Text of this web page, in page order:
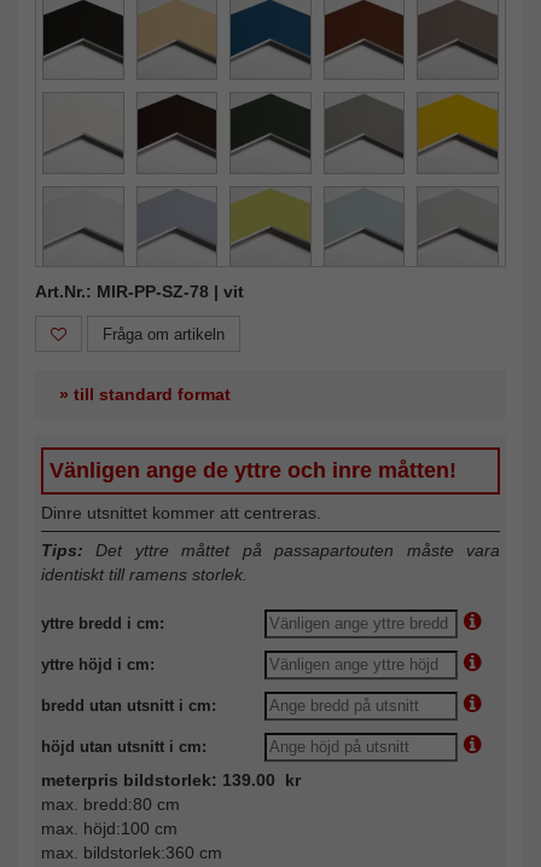
Art.Nr.: MIR-PP-SZ-78 | vit
Fråga om artikeln
» till standard format
Vänligen ange de yttre och inre måtten!
Dinre utsnittet kommer att centreras.
Tips: Det yttre måttet på passapartouten måste vara
identiskt till ramens storlek.
yttre bredd i cm:
yttre höjd i cm:
bredd utan utsnitt i cm:
höjd utan utsnitt i cm:
meterpris bildstorlek: 139.00 kr
max. bredd:80 cm
max. höjd:100 cm
max. bildstorlek:360 cm